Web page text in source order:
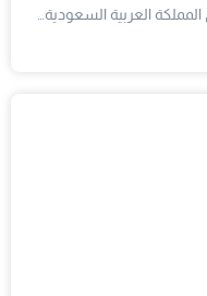
العربية السعودية…